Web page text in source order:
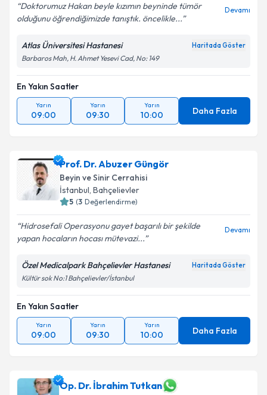
Doktorumuz Hakan beyle kızımın beyninde tümör
olduğunu öğrendiğimizde tanıştık. öncelikle...
Devamı
Atlas Üniversitesi Hastanesi Haritada Göster
Barbaros Mah, H. Ahmet Yesevi Cad, No: 149
En Yakın Saatler
Yarın
09:00
Yarın
09:30
Yarın
10:00 Daha Fazla
Prof. Dr. Abuzer Güngör
Beyin ve Sinir Cerrahisi
İstanbul, Bahçelievler
5 (3 Değerlendirme)
Hidrosefali Operasyonu gayet başarılı bir şekilde
yapan hocaların hocası mütevazi...
Devamı
Özel Medicalpark Bahçelievler Hastanesi Haritada Göster
Kültür sok No:1 Bahçelievler/İstanbul
En Yakın Saatler
Yarın
09:00
Yarın
09:30
Yarın
10:00 Daha Fazla
Op. Dr. İbrahim Tutkan